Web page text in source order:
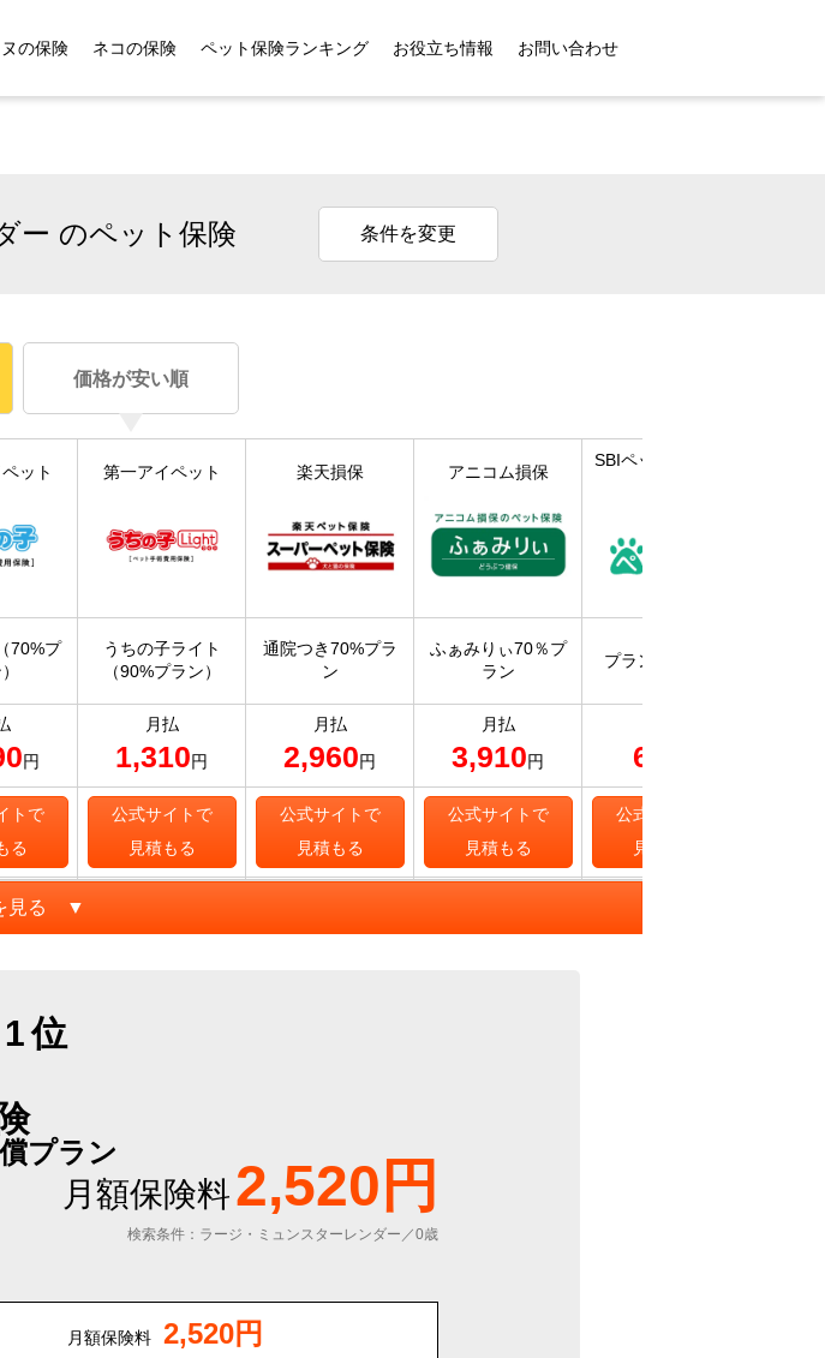
の保険 ネコの保険 ペット保険ランキング お役立ち情報 お問い合わせ
ー のペット保険 条件を変更
価格が安い順
ット 第一アイペット 楽天損保 アニコム損保
SBIペット少額短期
70%プ
うちの子ライト
（90%プラン）
通院つき70%プラ
ン
ふぁみりぃ70％プ
ラン
プラン70 ライト
円
月払
1,310円
月払
2,960円
月払
3,910円 612
トで
る
公式サイトで
見積もる
公式サイトで
見積もる
公式サイトで
見積もる
公式サイトで
見積もる
見る ▼
位
プラン
月額保険料2,520円
検索条件：ラージ・ミュンスターレンダー／0歳
月額保険料 2,520円